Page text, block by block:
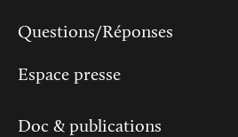
Questions/Réponses
Espace presse
Doc & publications